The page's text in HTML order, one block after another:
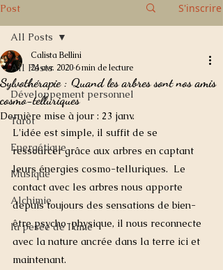
Post S'inscrire
All Posts
Développement personnel
Tarot
Energétique
Musique
Alchimie
la pesée de l'âme
All Posts
Sylvothérapie : Quand les arbres sont nos amis
cosmo-telluriques
Calista Bellini
24 avr. 2020 6 min de lecture
Dernière mise à jour : 23 janv.
L'idée est simple, il suffit de se
ressourcer grâce aux arbres en captant
leurs énergies cosmo-telluriques.  Le
contact avec les arbres nous apporte
depuis toujours des sensations de bien-
être psycho-physique, il nous reconnecte
avec la nature ancrée dans la terre ici et
maintenant.